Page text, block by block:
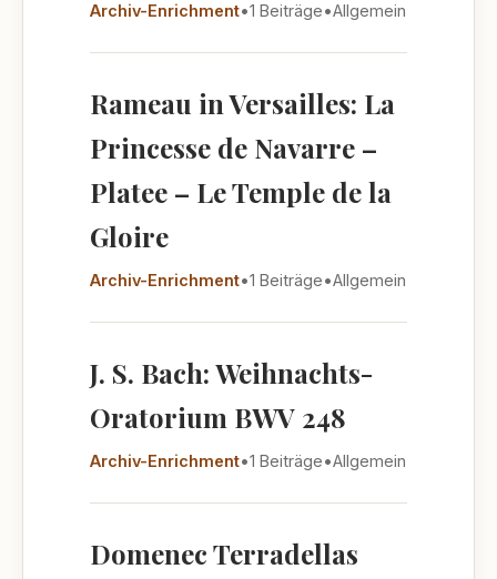
Archiv-Enrichment•1 Beiträge•Allgemein
Rameau in Versailles: La
Princesse de Navarre –
Platee – Le Temple de la
Gloire
Archiv-Enrichment•1 Beiträge•Allgemein
J. S. Bach: Weihnachts-
Oratorium BWV 248
Archiv-Enrichment•1 Beiträge•Allgemein
Domenec Terradellas